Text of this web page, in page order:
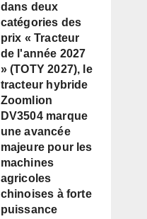
dans deux
catégories des
prix « Tracteur
de l'année 2027
» (TOTY 2027), le
tracteur hybride
Zoomlion
DV3504 marque
une avancée
majeure pour les
machines
agricoles
chinoises à forte
puissance